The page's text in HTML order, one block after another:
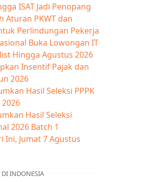
ISAT Jadi Penopang
Aturan PKWT dan
Perlindungan Pekerja
Buka Lowongan IT
Hingga Agustus 2026
Insentif Pajak dan
2026
Hasil Seleksi PPPK
Hasil Seleksi
2026 Batch 1
Ini, Jumat 7 Agustus
DI INDONESIA